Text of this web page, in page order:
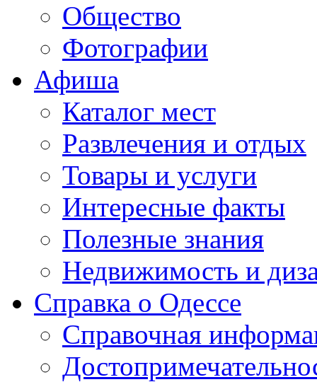
Общество
Фотографии
Афиша
Каталог мест
Развлечения и отдых
Товары и услуги
Интересные факты
Полезные знания
Недвижимость и
Справка о Одессе
Справочная